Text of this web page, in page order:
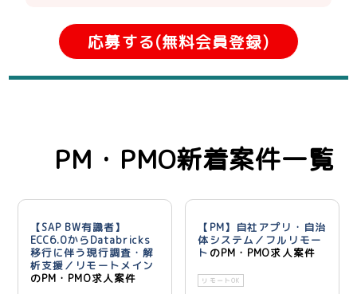
応募する(無料会員登録)
PM・PMO新着案件一覧
【SAP BW有識者】
ECC6.0からDatabricks
移行に伴う現行調査・解
析支援／リモートメイン
のPM・PMO求人案件
【PM】自社アプリ・自治
体システム／フルリモー
ト のPM・PMO求人案件
リモートOK